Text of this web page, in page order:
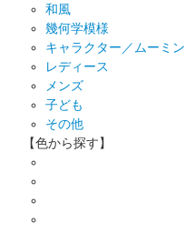
和風
幾何学模様
キャラクター／ムーミン
レディース
メンズ
子ども
その他
【色から探す】